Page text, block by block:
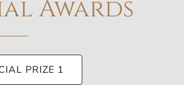
Awards
PRIZE 1